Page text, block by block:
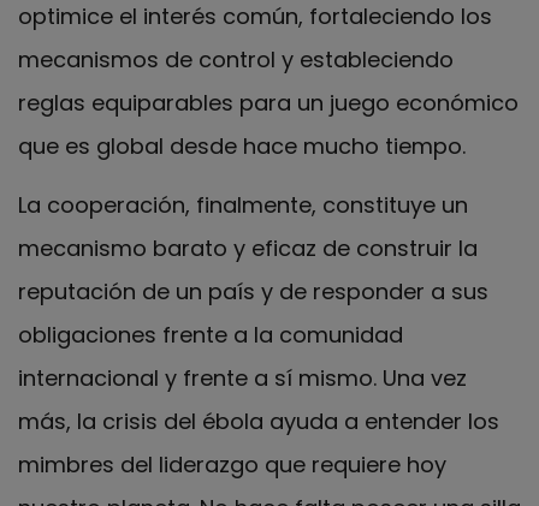
optimice el interés común, fortaleciendo los
mecanismos de control y estableciendo
reglas equiparables para un juego económico
que es global desde hace mucho tiempo.
La cooperación, finalmente, constituye un
mecanismo barato y eficaz de construir la
reputación de un país y de responder a sus
obligaciones frente a la comunidad
internacional y frente a sí mismo. Una vez
más, la crisis del ébola ayuda a entender los
mimbres del liderazgo que requiere hoy